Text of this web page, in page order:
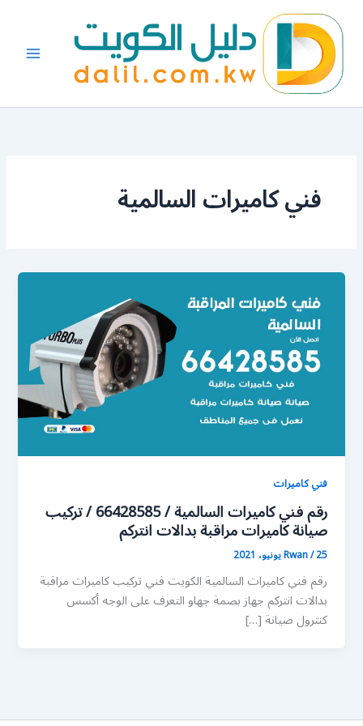
المحتوى
فني كاميرات السالمية
فني كاميرات
رقم فني كاميرات السالمية / 66428585 / تركيب
صيانة كاميرات مراقبة بدالات انتركم
Rwan/25 يونيو، 2021
رقم فني كاميرات السالمية الكويت فني تركيب كاميرات مراقبة
بدالات انتركم جهاز بصمة جهاو التعرف على الوجه أكسس
كنترول صيانة […]